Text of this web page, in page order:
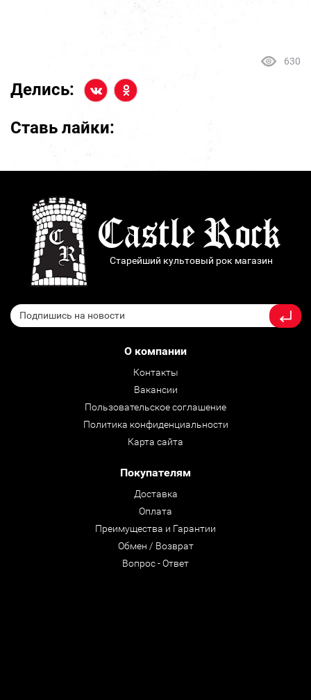
630
Делись:
Ставь лайки:
Старейший культовый рок магазин
О компании
Контакты
Вакансии
Пользовательское соглашение
Политика конфиденциальности
Карта сайта
Покупателям
Доставка
Оплата
Преимущества и Гарантии
Обмен / Возврат
Вопрос - Ответ